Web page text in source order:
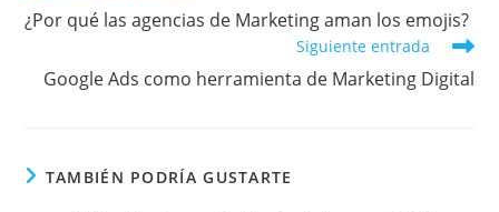
¿Por qué las agencias de Marketing aman los emojis?
Siguiente entrada
Google Ads como herramienta de Marketing Digital
TAMBIÉN PODRÍA GUSTARTE